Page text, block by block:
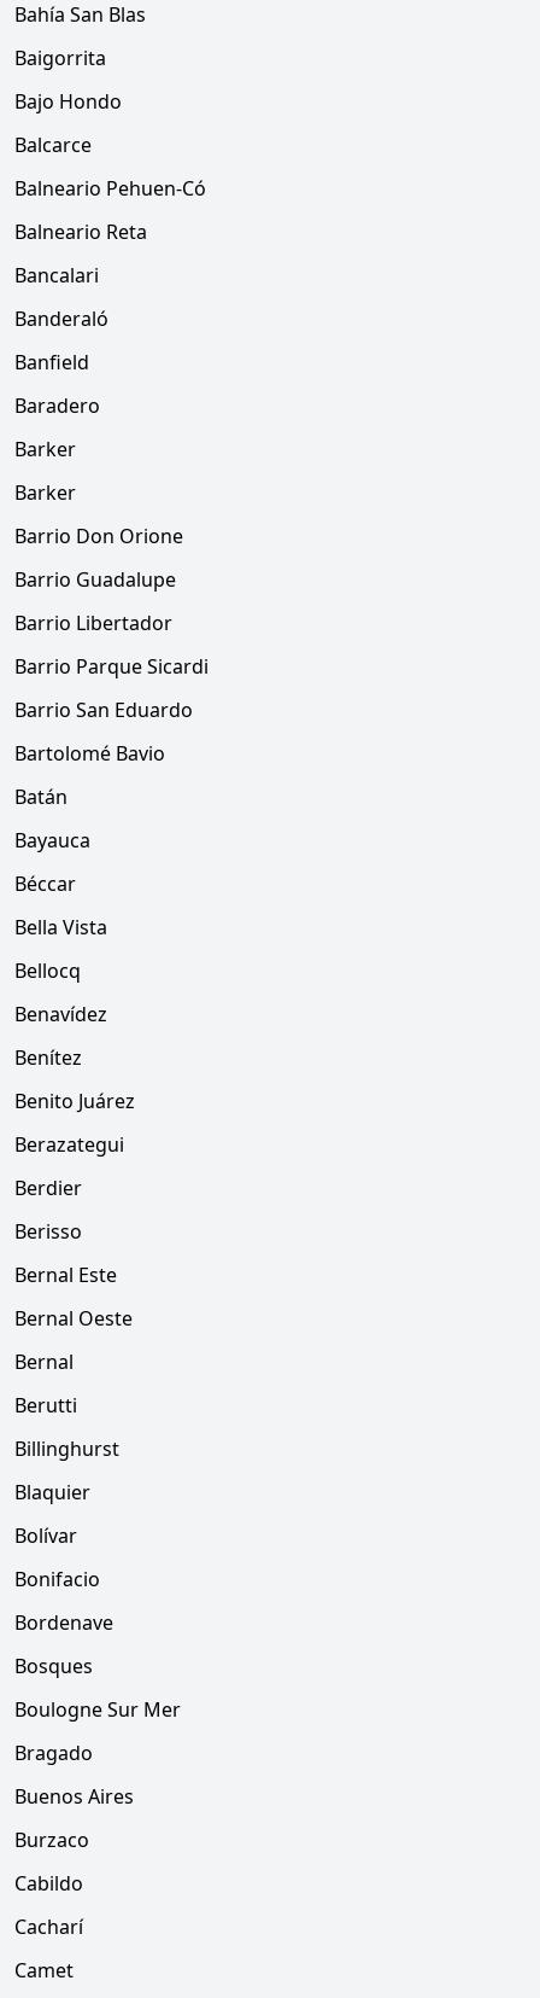
Bahía San Blas
Baigorrita
Bajo Hondo
Balcarce
Balneario Pehuen-Có
Balneario Reta
Bancalari
Banderaló
Banfield
Baradero
Barker
Barker
Barrio Don Orione
Barrio Guadalupe
Barrio Libertador
Barrio Parque Sicardi
Barrio San Eduardo
Bartolomé Bavio
Batán
Bayauca
Béccar
Bella Vista
Bellocq
Benavídez
Benítez
Benito Juárez
Berazategui
Berdier
Berisso
Bernal Este
Bernal Oeste
Bernal
Berutti
Billinghurst
Blaquier
Bolívar
Bonifacio
Bordenave
Bosques
Boulogne Sur Mer
Bragado
Buenos Aires
Burzaco
Cabildo
Cacharí
Camet